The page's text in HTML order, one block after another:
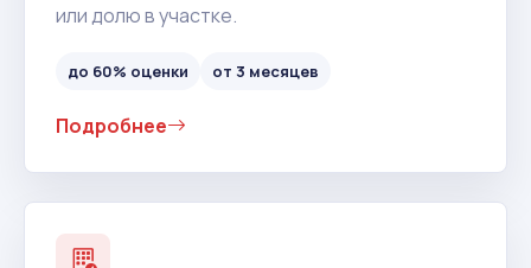
или долю в участке.
до 60% оценки от 3 месяцев
Подробнее